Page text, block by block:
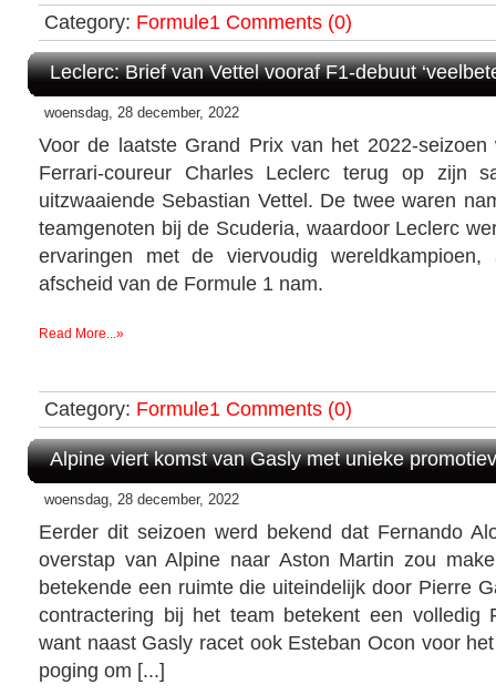
Category: Formule1 Comments (0)
Leclerc: Brief van Vettel vooraf F1-debuut
woensdag, 28 december, 2022
Voor de laatste Grand Prix van het 2022-seizoen
Ferrari-coureur Charles Leclerc terug op zijn
uitzwaaiende Sebastian Vettel. De twee waren
teamgenoten bij de Scuderia, waardoor Leclerc
ervaringen met de viervoudig
afscheid van de Formule 1 nam.
Read More...»
Category: Formule1 Comments (0)
Alpine viert komst van Gasly met unieke
woensdag, 28 december, 2022
Eerder dit seizoen werd bekend dat Fernando
overstap van Alpine naar Aston Martin zou
betekende een ruimte die uiteindelijk door Pierre
contractering bij het team betekent een volledig
want naast Gasly racet ook Esteban Ocon voor
poging om [...]